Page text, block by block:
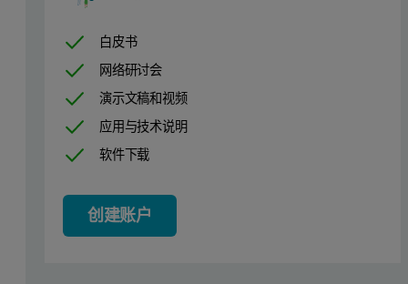
白皮书
网络研讨会
演示文稿和视频
应用与技术说明
软件下载
创建账户